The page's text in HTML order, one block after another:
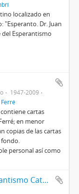
localizado en
"Esperanto. Dr. Juan
del Esperantismo
1947-2009
cartas
en menor
copias de las cartas
personal así como
El Presidente del Esperantismo Católico en la Argentina